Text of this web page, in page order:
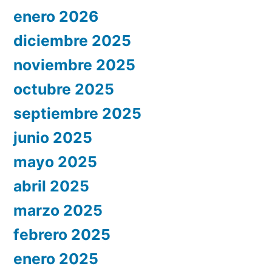
enero 2026
diciembre 2025
noviembre 2025
octubre 2025
septiembre 2025
junio 2025
mayo 2025
abril 2025
marzo 2025
febrero 2025
enero 2025